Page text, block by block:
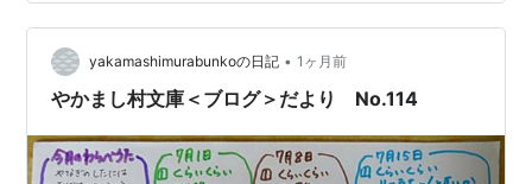
費無料 ・おはなし会終了後に簡単な工作をします。 ※事
前申込制です。※開館日以外の日に来館希望の方はご相談
くだ…
yakamashimurabunkoの日記 • 1ヶ月前
やかまし村文庫＜ブログ＞だより No.114